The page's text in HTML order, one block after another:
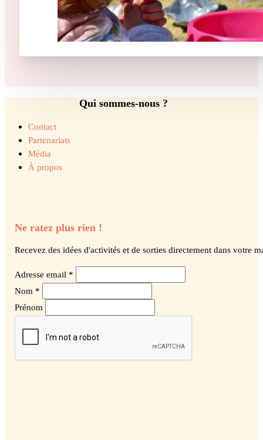
Qui sommes-nous ?
Contact
Partenariats
Média
À propos
Ne ratez plus rien !
Recevez des idées d'activités et de sorties directement dans votre
Adresse email *
Nom *
Prénom